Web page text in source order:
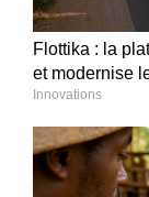
Flottika : la
et modernise
Innovations